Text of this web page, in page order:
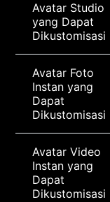
Avatar Studio
yang Dapat
Dikustomisasi
Avatar Foto
Instan yang
Dapat
Dikustomisasi
Avatar Video
Instan yang
Dapat
Dikustomisasi